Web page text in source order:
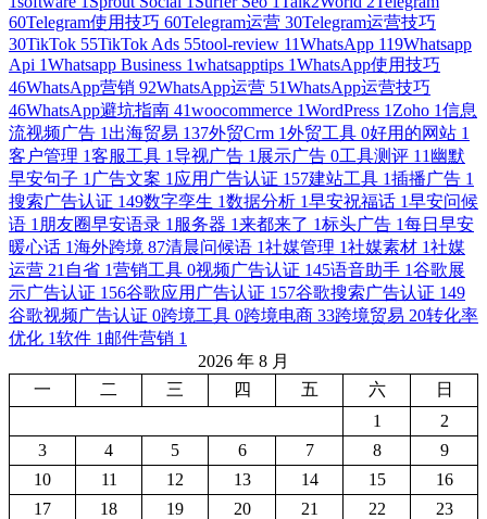
60Telegram使用技巧 60Telegram运营 30Telegram运营技巧
30TikTok 55TikTok Ads 55tool-review 11WhatsApp 119Whatsapp
Api 1Whatsapp Business 1whatsapptips 1WhatsApp使用技巧
46WhatsApp营销 92WhatsApp运营 51WhatsApp运营技巧
46WhatsApp避坑指南 41woocommerce 1WordPress 1 Zoho 1信息
流视频广告 1 出海贸易 137外贸Crm 1外贸工具 0好用的网站 1
客户管理 1客服工具 1导视广告 1 展示广告 0工具测评 11 幽默
早安句子 1 广告文案 1 应用广告认证 157建站工具 1插播广告 1
搜索广告认证 149数字孪生 1数据分析 1早安祝福话 1早安问候
语 1 朋友圈早安语录 1 服务器 1来都来了 1标头广告 1每日早安
暖心话 1海外跨境 87清晨问候语 1社媒管理 1社媒素材 1社媒
运营 21 自省 1营销工具 0视频广告认证 145语音助手 1谷歌展
示广告认证 156谷歌应用广告认证 157谷歌搜索广告认证 149
谷歌视频广告认证 0跨境工具 0跨境电商 33跨境贸易 20转化率
优化 1软件 1 邮件营销 1
2026 年 8 月
一
二 三 四 五 六
日
1
2
3
4 5 6 7 8
9
10
11 12 13 14 15
16
17
18 19 20 21 22
23